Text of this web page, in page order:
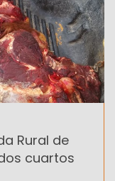
Rural de
cuartos